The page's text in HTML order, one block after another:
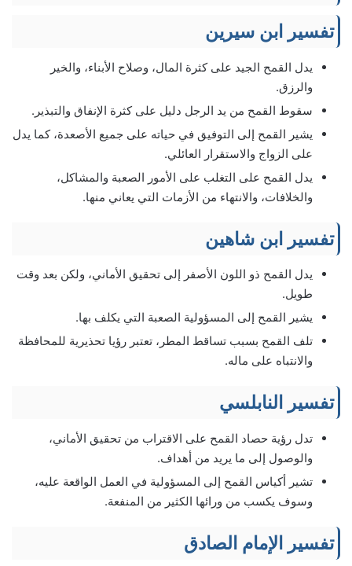
تفسير ابن سيرين
يدل القمح الجيد على كثرة المال، وصلاح الأبناء، والخير
والرزق.
سقوط القمح من يد الرجل دليل على كثرة الإنفاق والتبذير.
يشير القمح إلى التوفيق في حياته على جميع الأصعدة، كما يدل
على الزواج والاستقرار العائلي.
يدل القمح على التغلب على الأمور الصعبة والمشاكل،
والخلافات، والانتهاء من الأزمات التي يعاني منها.
تفسير ابن شاهين
يدل القمح ذو اللون الأصفر إلى تحقيق الأماني، ولكن بعد وقت
طويل.
يشير القمح إلى المسؤولية الصعبة التي يكلف بها.
تلف القمح بسبب تساقط المطر، تعتبر رؤيا تحذيرية للمحافظة
والانتباه على ماله.
تفسير النابلسي
تدل رؤية حصاد القمح على الاقتراب من تحقيق الأماني،
والوصول إلى ما يريد من أهداف.
تشير أكياس القمح إلى المسؤولية في العمل الواقعة عليه،
وسوف يكسب من ورائها الكثير من المنفعة.
تفسير الإمام الصادق